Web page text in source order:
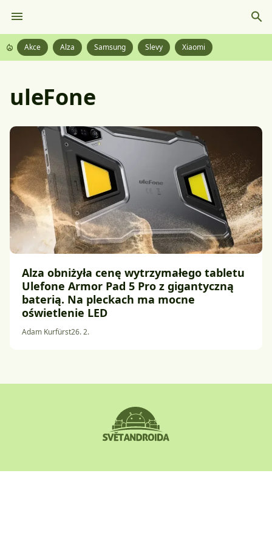
Akce Alza Samsung Slevy Xiaomi
uleFone
Alza obniżyła cenę wytrzymałego tabletu
Ulefone Armor Pad 5 Pro z gigantyczną
baterią. Na pleckach ma mocne
oświetlenie LED
Adam Kurfürst26. 2.